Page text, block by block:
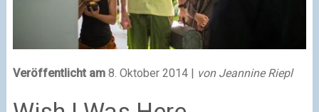
Veröffentlicht am8. Oktober 2014 | von Jeannine Riepl